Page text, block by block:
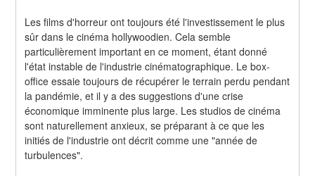
Les films d'horreur ont toujours été l'investissement le plus
sûr dans le cinéma hollywoodien. Cela semble
particulièrement important en ce moment, étant donné
l'état instable de l'industrie cinématographique. Le box-
office essaie toujours de récupérer le terrain perdu pendant
la pandémie, et il y a des suggestions d'une crise
économique imminente plus large. Les studios de cinéma
sont naturellement anxieux, se préparant à ce que les
initiés de l'industrie ont décrit comme une "année de
turbulences".